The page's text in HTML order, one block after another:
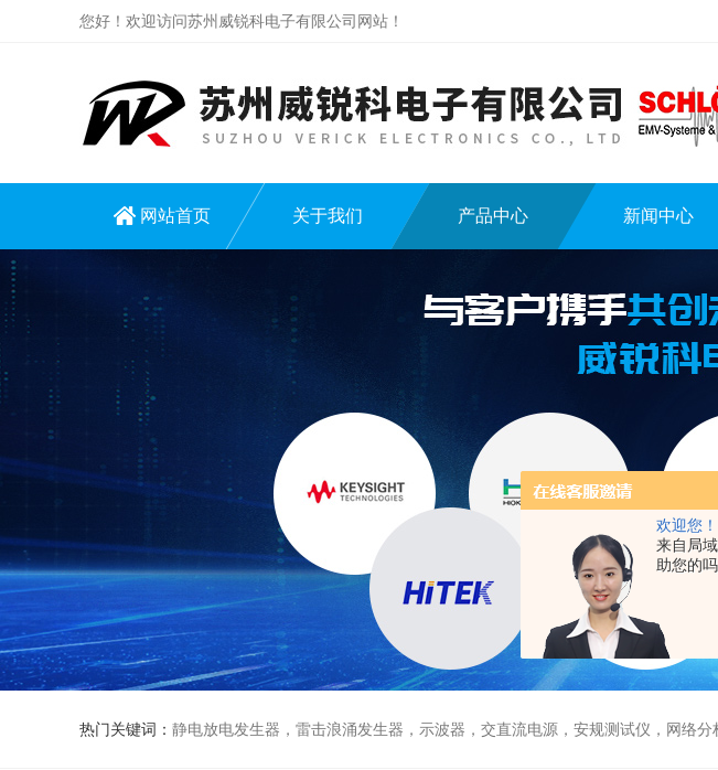
欢迎您！
来自局
助您的
您好！欢迎访问苏州威锐科电子有限公司网站！
网站首页 关于我们 产品中心 新闻中心
热门关键词： 静电放电发生器，雷击浪涌发生器，示波器，交直流电源，安规测试仪，网络分析仪，电